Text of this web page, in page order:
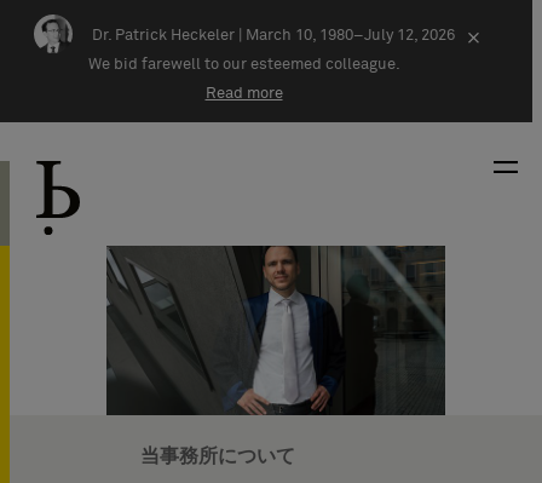
Skip navigation
Dr. Patrick Heckeler |
March 10, 1980–July 12, 2026
We bid farewell to our esteemed colleague.
Read more
×
当事務所について